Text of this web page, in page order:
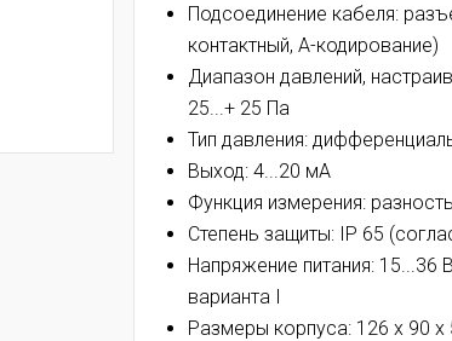
Подсоединение кабеля:
контактный, A-кодирование)
Диапазон давлений,
25...+ 25 Па
Тип давления:
Выход: 4...20 мA
Функция измерения:
Степень защиты: IP 65
Напряжение питания: 15...36
варианта I
Размеры корпуса: 126 x 90 x